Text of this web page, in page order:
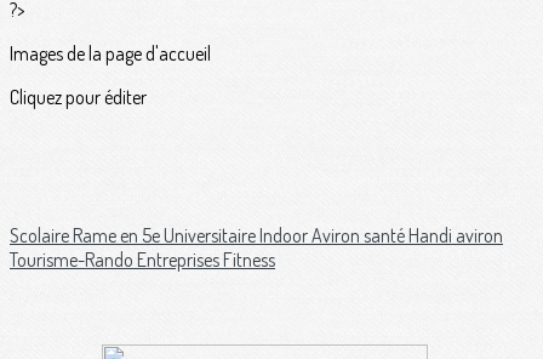
?>
Images de la page d'accueil
Cliquez pour éditer
Scolaire Rame en 5e UniversitaireIndoorAviron santéHandi aviron
Tourisme-Rando EntreprisesFitness